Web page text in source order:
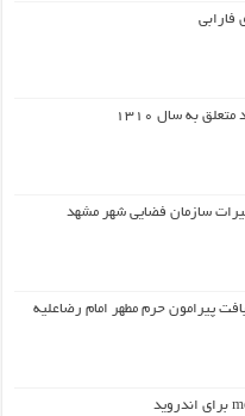
فارابی
به سال ۱۳۱۰
سازمان فضایی شهر مشهد
پيرامون حرم مطهر امام رضاعليه